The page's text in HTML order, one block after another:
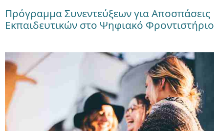
Πρόγραμμα Συνεντεύξεων για Αποσπάσεις
Εκπαιδευτικών στο Ψηφιακό Φροντιστήριο